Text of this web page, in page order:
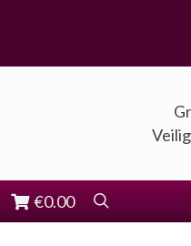
€0.00